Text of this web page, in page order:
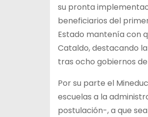
su pronta
beneficiarios del
Estado mantenía con
Cataldo, destacando
tras ocho gobiernos
Por su parte el
escuelas a la
postulación-, a que